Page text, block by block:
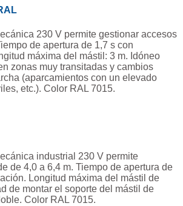
230 V permite gestionar accesos
de apertura de 1,7 s con
máxima del mástil: 3 m. Idóneo
zonas muy transitadas y cambios
(aparcamientos con un elevado
etc.). Color RAL 7015.
industrial 230 V permite
de 4,0 a 6,4 m. Tiempo de apertura de
Longitud máxima del mástil de
de montar el soporte del mástil de
Color RAL 7015.